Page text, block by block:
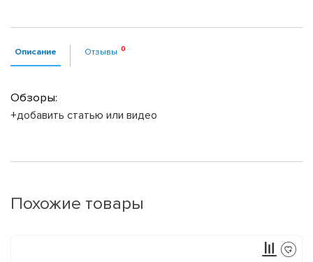
Описание Отзывы
Обзоры:
+добавить статью или видео
Похожие товары